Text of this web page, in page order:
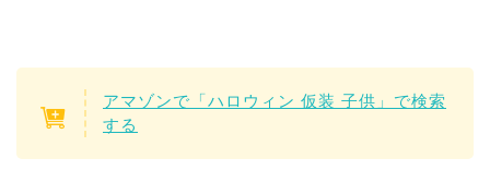
アマゾンで「ハロウィン 仮装 子供」で検索
する